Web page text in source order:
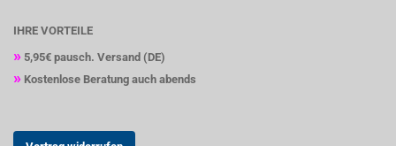
IHRE VORTEILE
» 5,95€ pausch. Versand (DE)
» Kostenlose Beratung auch abends